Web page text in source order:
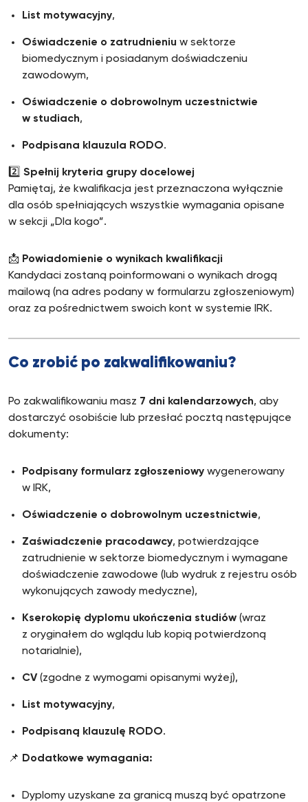
List motywacyjny,
Oświadczenie o zatrudnieniu w sektorze
biomedycznym i posiadanym doświadczeniu
zawodowym,
Oświadczenie o dobrowolnym uczestnictwie
w studiach,
Podpisana klauzula RODO.
2️⃣ Spełnij kryteria grupy docelowej
Pamiętaj, że kwalifikacja jest przeznaczona wyłącznie
dla osób spełniających wszystkie wymagania opisane
w sekcji „Dla kogo”.
📩 Powiadomienie o wynikach kwalifikacji
Kandydaci zostaną poinformowani o wynikach drogą
mailową (na adres podany w formularzu zgłoszeniowym)
oraz za pośrednictwem swoich kont w systemie IRK.
Co zrobić po zakwalifikowaniu?
Po zakwalifikowaniu masz 7 dni kalendarzowych, aby
dostarczyć osobiście lub przesłać pocztą następujące
dokumenty:
Podpisany formularz zgłoszeniowy wygenerowany
w IRK,
Oświadczenie o dobrowolnym uczestnictwie,
Zaświadczenie pracodawcy, potwierdzające
zatrudnienie w sektorze biomedycznym i wymagane
doświadczenie zawodowe (lub wydruk z rejestru osób
wykonujących zawody medyczne),
Kserokopię dyplomu ukończenia studiów (wraz
z oryginałem do wglądu lub kopią potwierdzoną
notarialnie),
CV (zgodne z wymogami opisanymi wyżej),
List motywacyjny,
Podpisaną klauzulę RODO.
📌 Dodatkowe wymagania:
Dyplomy uzyskane za granicą muszą być opatrzone